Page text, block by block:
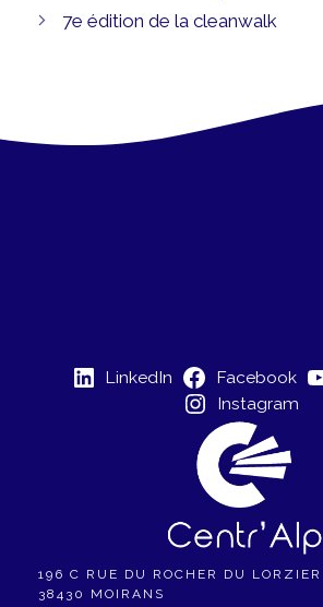
7e édition de la cleanwalk
LinkedIn Facebook
Instagram
196 C RUE DU ROCHER DU LORZIER
38430 MOIRANS